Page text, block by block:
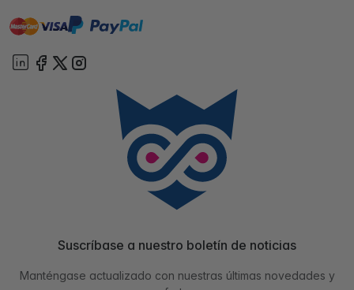
mastervisa paypal
Suscríbase a nuestro boletín de noticias
Manténgase actualizado con nuestras últimas novedades y